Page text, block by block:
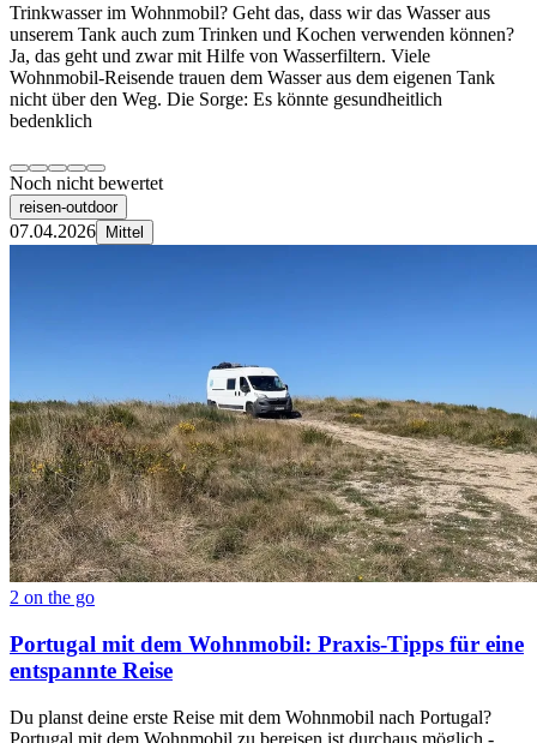
Trinkwasser im Wohnmobil? Geht das, dass wir das Wasser aus
unserem Tank auch zum Trinken und Kochen verwenden können?
Ja, das geht und zwar mit Hilfe von Wasserfiltern. Viele
Wohnmobil-Reisende trauen dem Wasser aus dem eigenen Tank
nicht über den Weg. Die Sorge: Es könnte gesundheitlich
bedenklich
Noch nicht bewertet
reisen-outdoor
07.04.2026 Mittel
2 on the go
Portugal mit dem Wohnmobil: Praxis-Tipps für eine
entspannte Reise
Du planst deine erste Reise mit dem Wohnmobil nach Portugal?
Portugal mit dem Wohnmobil zu bereisen ist durchaus möglich -